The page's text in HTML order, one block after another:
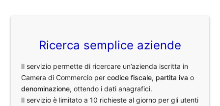
Ricerca semplice aziende
Il servizio permette di ricercare un’azienda iscritta in
Camera di Commercio percodice fiscale, partita iva o
denominazione, ottendo i dati anagrafici.
Il servizio è limitato a 10 richieste al giorno per gli utenti